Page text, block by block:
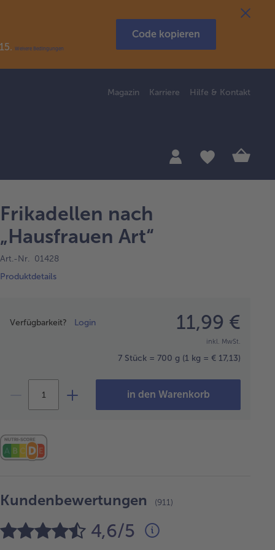
Weitere Bedingungen
Code kopieren
Magazin Karriere Hilfe & Kontakt
Frikadellen nach
„Hausfrauen Art“
Art.-Nr. 01428
Produktdetails
Verfügbarkeit? Login 11,99 €
inkl. MwSt.
7 Stück = 700 g (1 kg = € 17,13)
in den Warenkorb
Kundenbewertungen (911)
4,6/5